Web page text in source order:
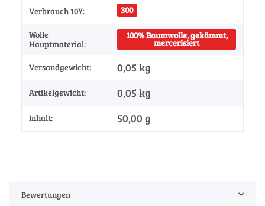
Verbrauch 10Y: 300
Wolle
Hauptmaterial:
100% Baumwolle, gekämmt,
mercerisiert
Versandgewicht: 0,05 kg
Artikelgewicht: 0,05 kg
Inhalt: 50,00 g
Bewertungen